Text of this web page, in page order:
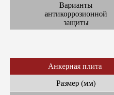
Варианты
антикоррозионной
защиты
Анкерная плита
Размер (мм)